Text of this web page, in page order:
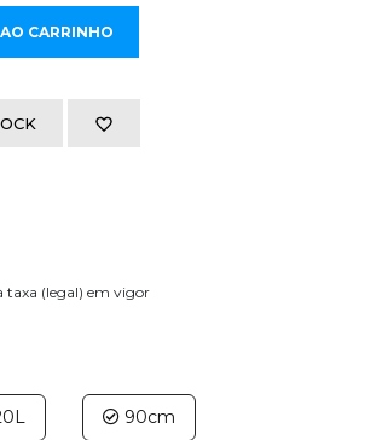
CARRINHO
taxa (legal) em vigor
90cm